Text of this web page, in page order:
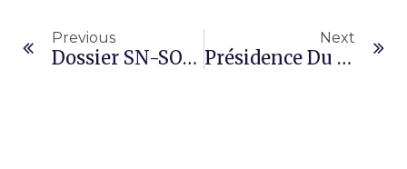
Previous
Dossier SN-SOSUCO : L’actionnaire Majoritaire Accepte Enfin De Céder Ses Parts À L’Etat
Next
Présidence Du Faso : Une Entreprise Tente D’obtenir Un Marché De 153 Millions FCFA Avec Un Faux Document